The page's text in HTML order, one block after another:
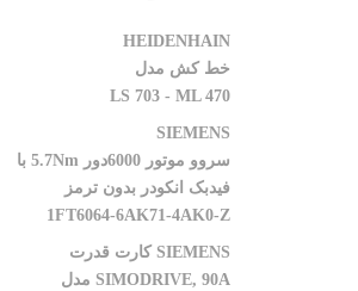
HEIDENHAIN
خط کش مدل
LS 703 - ML 470
SIEMENS
سروو موتور 6000دور 5.7Nm با
فیدبک انکودر بدون ترمز
1FT6064-6AK71-4AK0-Z
SIEMENS کارت قدرت
SIMODRIVE, 90A مدل